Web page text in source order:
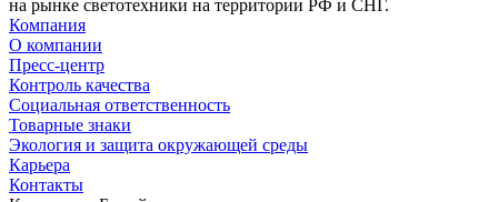
на рынке светотехники на территории РФ и СНГ.
Компания
О компании
Пресс-центр
Контроль качества
Социальная ответственность
Товарные знаки
Экология и защита окружающей среды
Карьера
Контакты